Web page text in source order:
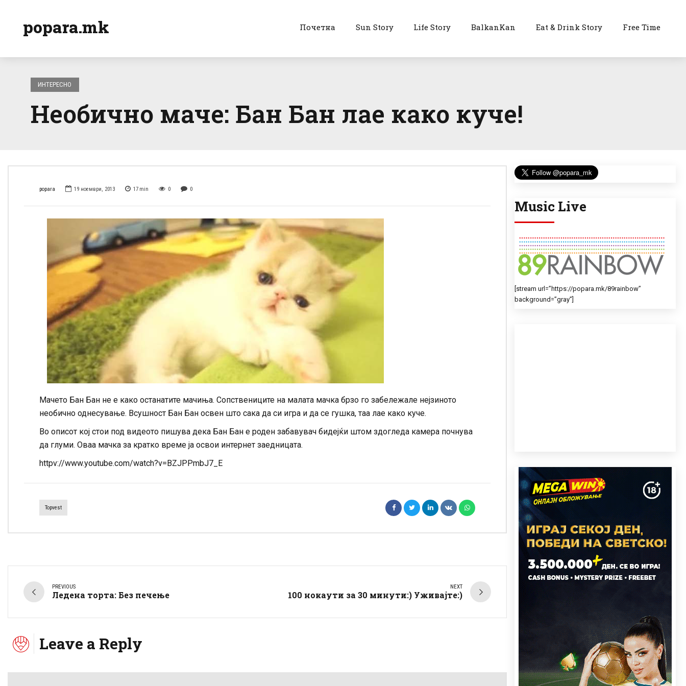
popara.mk Почетна Sun Story Life Story BalkanKan Eat & Drink Story Free Time
ИНТЕРЕСНО
Необично маче: Бан Бан лае како куче!
popara 19 ноември, 2013 17 min 0 0
Мачето Бан Бан не е како останатите мачиња. Сопствениците на малата мачка брзо го забележале нејзиното
необично однесување. Всушност Бан Бан освен што сака да си игра и да се гушка, таа лае како куче.
Во описот кој стои под видеото пишува дека Бан Бан е роден забавувач бидејќи штом здогледа камера почнува
да глуми. Оваа мачка за кратко време ја освои интернет заедницата.
httpv://www.youtube.com/watch?v=BZJPPmbJ7_E
Topvest
PREVIOUS
Ледена торта: Без печење
NEXT
100 нокаути за 30 минути:) Уживајте:)
Leave a Reply
Music Live
[stream url=”https://popara.mk/89rainbow”
background=”gray”]